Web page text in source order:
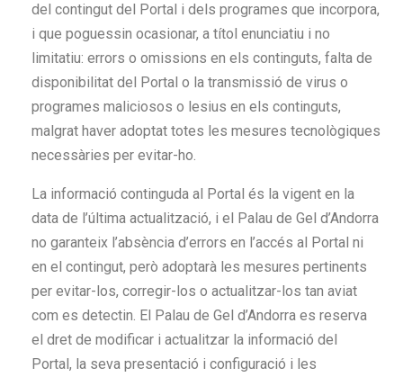
del contingut del Portal i dels programes que incorpora,
i que poguessin ocasionar, a títol enunciatiu i no
limitatiu: errors o omissions en els continguts, falta de
disponibilitat del Portal o la transmissió de virus o
programes maliciosos o lesius en els continguts,
malgrat haver adoptat totes les mesures tecnològiques
necessàries per evitar-ho.
La informació continguda al Portal és la vigent en la
data de l’última actualització, i el Palau de Gel d’Andorra
no garanteix l’absència d’errors en l’accés al Portal ni
en el contingut, però adoptarà les mesures pertinents
per evitar-los, corregir-los o actualitzar-los tan aviat
com es detectin. El Palau de Gel d’Andorra es reserva
el dret de modificar i actualitzar la informació del
Portal, la seva presentació i configuració i les